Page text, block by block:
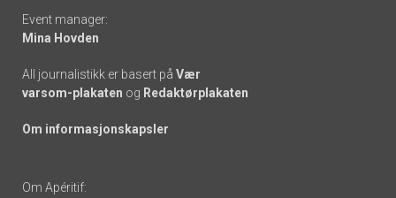
Event manager:
Mina Hovden
All journalistikk er basert på Vær
varsom-plakaten og Redaktørplakaten
Om informasjonskapsler
Om Apéritif: